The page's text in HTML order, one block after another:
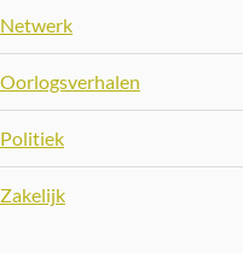
Netwerk
Oorlogsverhalen
Politiek
Zakelijk